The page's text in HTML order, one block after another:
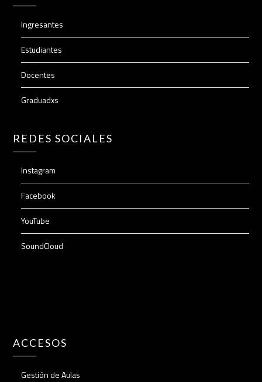
Ingresantes
Estudiantes
Docentes
Graduadxs
REDES SOCIALES
Instagram
Facebook
YouTube
SoundCloud
ACCESOS
Gestión de Aulas